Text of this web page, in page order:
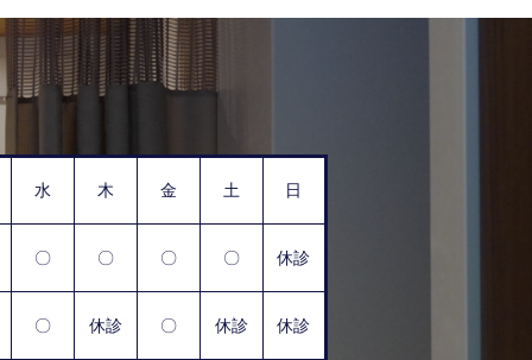
水 木 金 土 日
〇 〇 〇 〇 休診
〇 休診 〇 休診 休診